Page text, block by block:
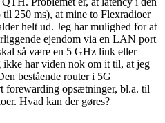
250 ms), at mine to Flexradioer
helt ud. Jeg har mulighed for at
ejendom via en LAN port
så være en 5 GHz link eller
ikke har viden nok om it til, at jeg
bestående router i 5G
forewarding opsætninger, bl.a. til
Hvad kan der gøres?